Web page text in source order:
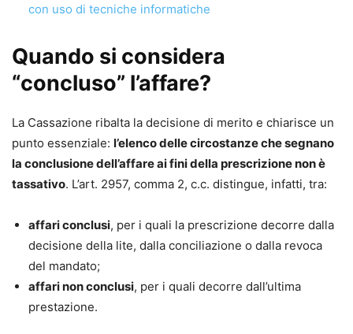
Autrice
Lucilla Nigro
Benito Nigro, dall’anno 1990. Avvocato cassazionista,
Mediatore civile e Giudice ausiliario presso la Corte di
Appello di Napoli, sino al dicembre 2022, è attualmente
Giudice di pace in Agropoli.
con uso di tecniche informatiche
Quando si considera
“concluso” l’affare?
La Cassazione ribalta la decisione di merito e chiarisce un
punto essenziale: l’elenco delle circostanze che segnano
la conclusione dell’affare ai fini della prescrizione non è
tassativo. L’art. 2957, comma 2, c.c. distingue, infatti, tra:
affari conclusi, per i quali la prescrizione decorre dalla
decisione della lite, dalla conciliazione o dalla revoca
del mandato;
affari non conclusi, per i quali decorre dall’ultima
prestazione.